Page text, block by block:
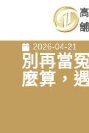
舖
2026-04-21
別再當
麼算，